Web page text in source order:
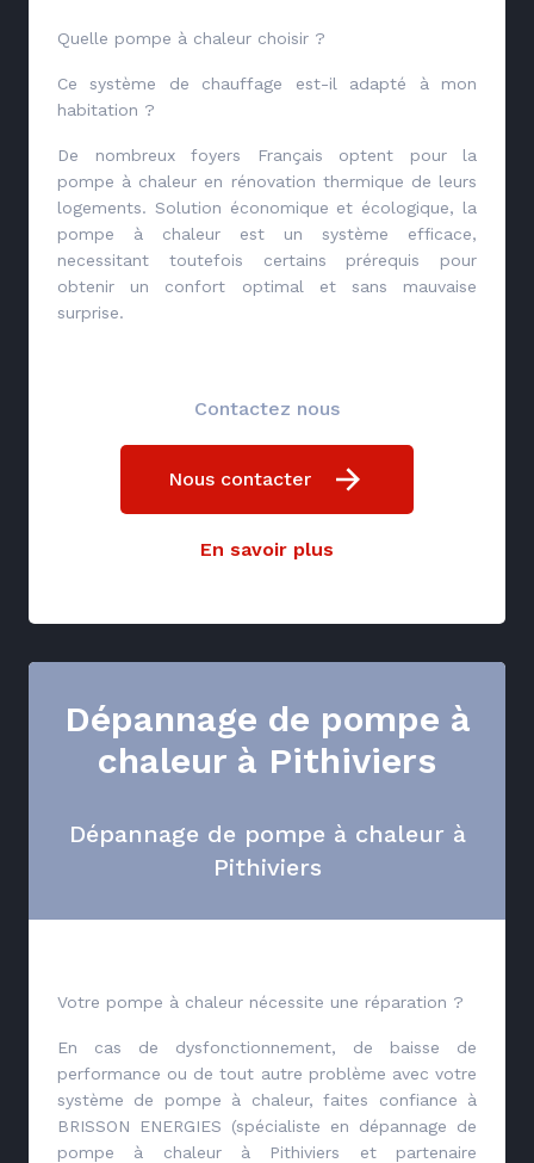
Quelle pompe à chaleur choisir ?
Ce système de chauffage est-il adapté à mon
habitation ?
De nombreux foyers Français optent pour la
pompe à chaleur en rénovation thermique de leurs
logements. Solution économique et écologique, la
pompe à chaleur est un système efficace,
necessitant toutefois certains prérequis pour
obtenir un confort optimal et sans mauvaise
surprise.
Contactez nous
Nous contacter
En savoir plus
Dépannage de pompe à
chaleur à Pithiviers
Dépannage de pompe à chaleur à
Pithiviers
Votre pompe à chaleur nécessite une réparation ?
En cas de dysfonctionnement, de baisse de
performance ou de tout autre problème avec votre
système de pompe à chaleur, faites confiance à
BRISSON ENERGIES (spécialiste en dépannage de
pompe à chaleur à Pithiviers et partenaire